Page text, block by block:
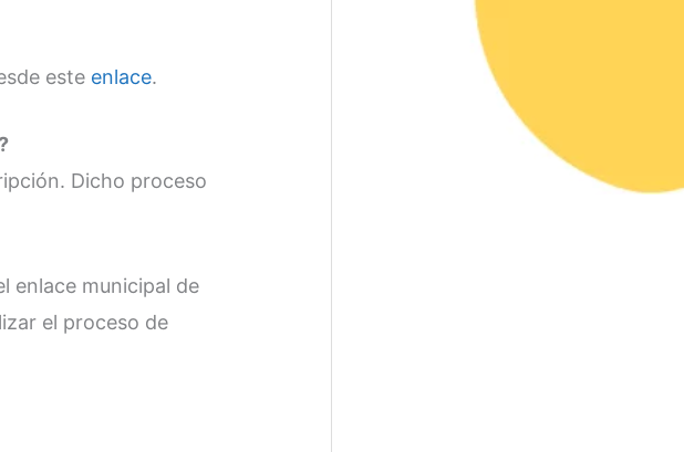
este enlace.
Dicho proceso
enlace municipal de
el proceso de